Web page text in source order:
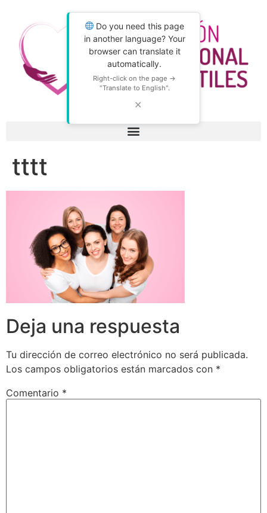
Do you need this page
in another language? Your
browser can translate it
automatically.
Right-click on the page →
"Translate to English".
✕
tttt
Deja una respuesta
Tu dirección de correo electrónico no será publicada.
Los campos obligatorios están marcados con *
Comentario *